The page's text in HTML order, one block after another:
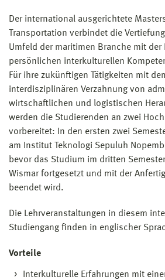
Eine einschlägige Berufspraxis
Gesamtnote dahingehend
abgeschlossenes Berufsjahr eine
0,1 anzurechnen ist. Es können
als 4 Jahre berücksichtigt werden.
zu versagen, wenn die
schlechter lautet.
(3) Als internationaler
Unterrichtssprache Englisch
eine adäquate Beherrschung des
von mindestens A2/B1 durch ein
und ein Interview nachzuweisen
Bachelorabschluss. Bewerber,
Muttersprache Englisch ist,
diesem Zusammenhang werden
Prüfungsausschuss entschieden.
Der international ausgerichtete
Transportation verbindet die
Umfeld der maritimen Branche mit der
persönlichen interkulturellen
Für ihre zukünftigen Tätigkeiten mit
interdisziplinären Verzahnung von
wirtschaftlichen und logistischen
werden die Studierenden an zwei
vorbereitet: In den ersten zwei
am Institut Teknologi Sepuluh
bevor das Studium im dritten
Wismar fortgesetzt und mit der
beendet wird.
Die Lehrveranstaltungen in diesem
Studiengang finden in englischer
Vorteile
Interkulturelle Erfahrungen mit